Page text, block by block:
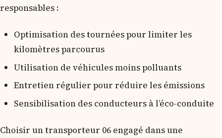
responsables :
Optimisation des tournées pour limiter les
kilomètres parcourus
Utilisation de véhicules moins polluants
Entretien régulier pour réduire les émissions
Sensibilisation des conducteurs à l’éco-conduite
Choisir un transporteur 06 engagé dans une